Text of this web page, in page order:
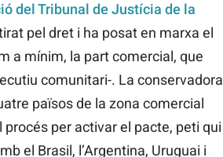
del Tribunal de Justícia de la
pel dret i ha posat en marxa el
a mínim, la part comercial, que
comunitari-. La conservadora
països de la zona comercial
per activar el pacte, peti qui
el Brasil, l’Argentina, Uruguai i